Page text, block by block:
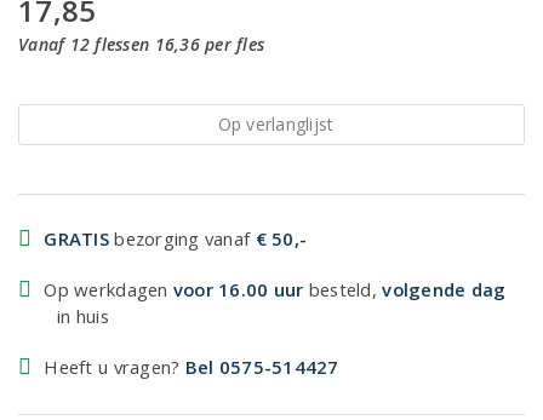
17,85
Vanaf 12 flessen 16,36 per fles
Op verlanglijst
GRATIS bezorging vanaf € 50,-
Op werkdagen voor 16.00 uur besteld,volgende dag
in huis
Heeft u vragen? Bel 0575-514427